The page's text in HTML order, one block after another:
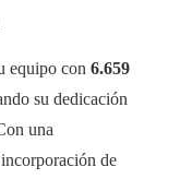
equipo con 6.659
su dedicación
una
de